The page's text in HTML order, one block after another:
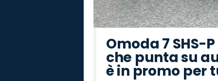
Omoda 7 SHS-
che punta su
è in promo per